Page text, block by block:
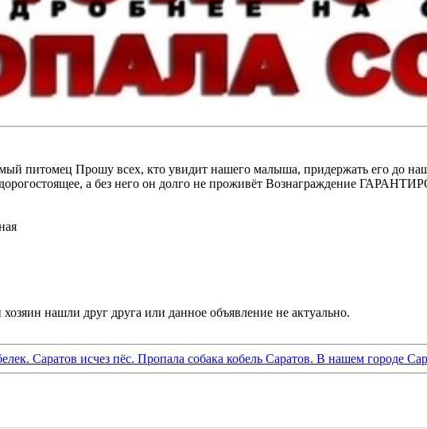
питомец Прошу всех, кто увидит нашего малыша, придержать его до
а без него он долго не проживёт Вознаграждение
Саратов исчез пёс. Пропала собака кобель Саратов. В нашем городе